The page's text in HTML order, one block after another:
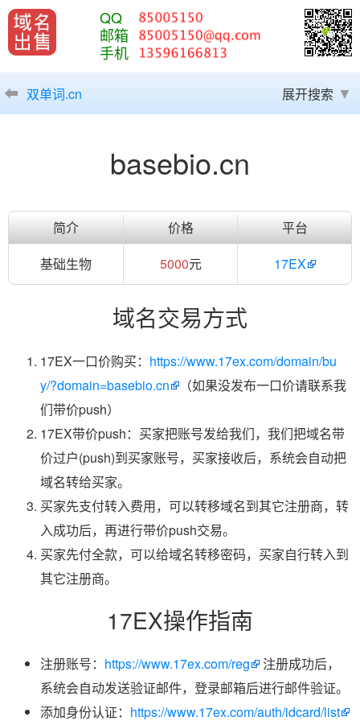
QQ
邮箱
手机
双单词.cn 展开搜索
basebio.cn
简介 价格
平台
基础生物
5000元 17EX
域名交易方式
17EX一口价购买： https://www.17ex.com/domain/bu
y/?domain=basebio.cn
（如果没发布一口价请联系我
们带价push）
17EX带价push：买家把账号发给我们，我们把域名带
价过户(push)到买家账号，买家接收后，系统会自动把
域名转给买家。
买家先支付转入费用，可以转移域名到其它注册商，转
入成功后，再进行带价push交易。
买家先付全款，可以给域名转移密码，买家自行转入到
其它注册商。
17EX操作指南
注册账号： https://www.17ex.com/reg
注册成功后，
系统会自动发送验证邮件，登录邮箱后进行邮件验证。
添加身份认证： https://www.17ex.com/auth/idcard/list